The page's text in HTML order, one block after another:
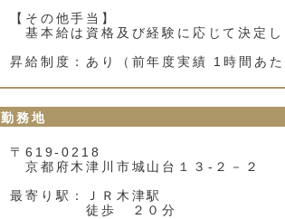
【その他手当】
基本給は資格及び経験に応じて決定し
昇給制度：あり（前年度実績 1時間あ
勤務地
〒619-0218
京都府木津川市城山台１３‐２－２
最寄り駅：ＪＲ木津駅
徒歩 ２０分